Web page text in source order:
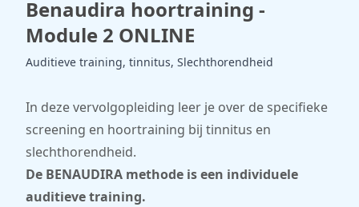
Benaudira hoortraining -
Module 2 ONLINE
Auditieve training, tinnitus, Slechthorendheid
In deze vervolgopleiding leer je over de specifieke
screening en hoortraining bij tinnitus en
slechthorendheid.
De BENAUDIRA methode is een individuele
auditieve training.